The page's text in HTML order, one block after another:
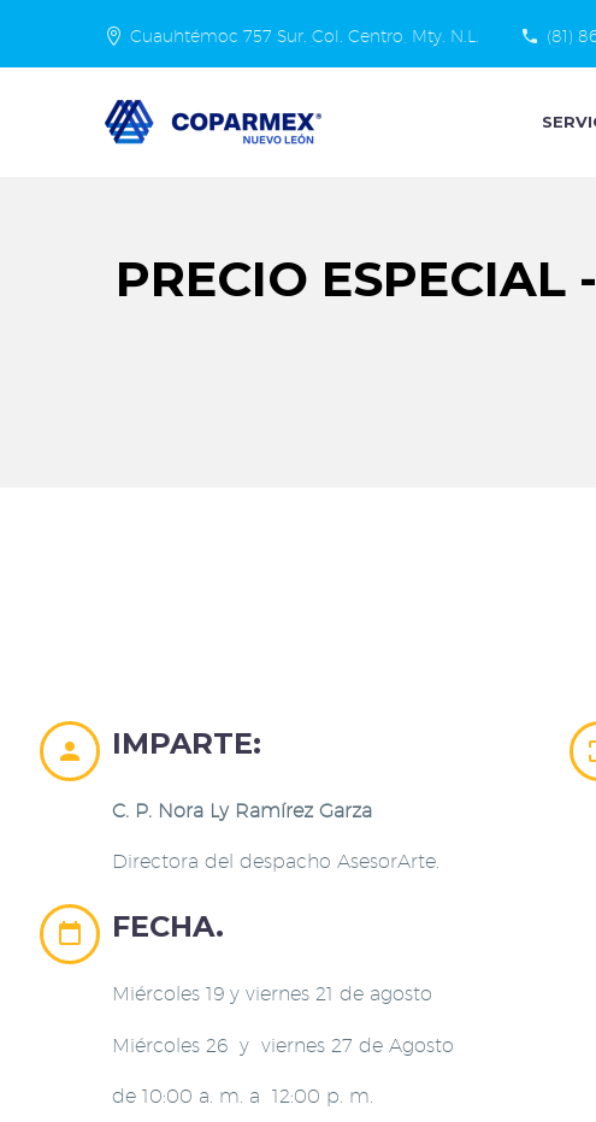
Cuauhtémoc 757 Sur. Col. Centro, Mty. N.L. (81)
PRECIO

 IMPARTE:
C. P. Nora Ly Ramírez Garza
Directora del despacho AsesorArte.

 FECHA.
Miércoles 19 y viernes 21 de agosto
Miércoles 26 y viernes 27 de Agosto
de 10:00 a. m. a 12:00 p. m.